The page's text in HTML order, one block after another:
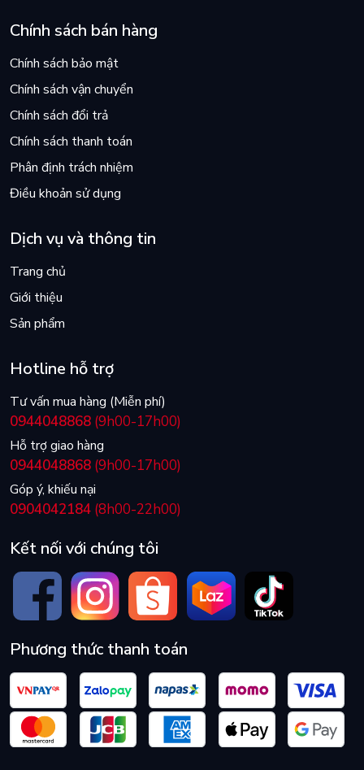
Chính sách bán hàng
Chính sách bảo mật
Chính sách vận chuyển
Chính sách đổi trả
Chính sách thanh toán
Phân định trách nhiệm
Điều khoản sử dụng
Dịch vụ và thông tin
Trang chủ
Giới thiệu
Sản phẩm
Hotline hỗ trợ
Tư vấn mua hàng (Miễn phí)
0944048868 (9h00-17h00)
Hỗ trợ giao hàng
0944048868 (9h00-17h00)
Góp ý, khiếu nại
0904042184 (8h00-22h00)
Kết nối với chúng tôi
Phương thức thanh toán